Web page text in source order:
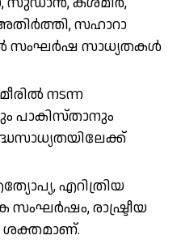
സഹാറാ
സംഘർഷ സാധ്യതകൾ
നടന്ന
പാകിസ്താനും
എറിത്രിയ
രാഷ്ട്രീയ
ശക്തമാണ്.